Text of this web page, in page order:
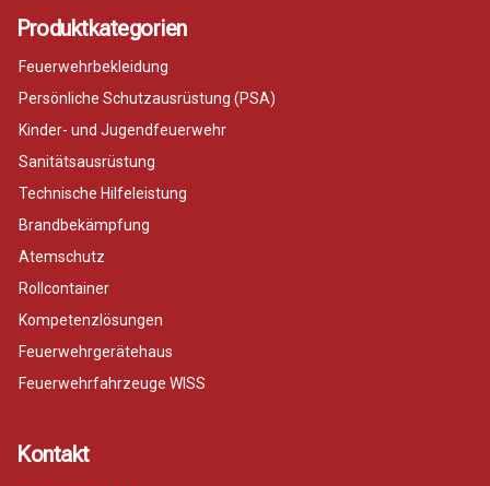
Produktkategorien
Feuerwehrbekleidung
Persönliche Schutzausrüstung (PSA)
Kinder- und Jugendfeuerwehr
Sanitätsausrüstung
Technische Hilfeleistung
Brandbekämpfung
Atemschutz
Rollcontainer
Kompetenzlösungen
Feuerwehrgerätehaus
Feuerwehrfahrzeuge WISS
Kontakt